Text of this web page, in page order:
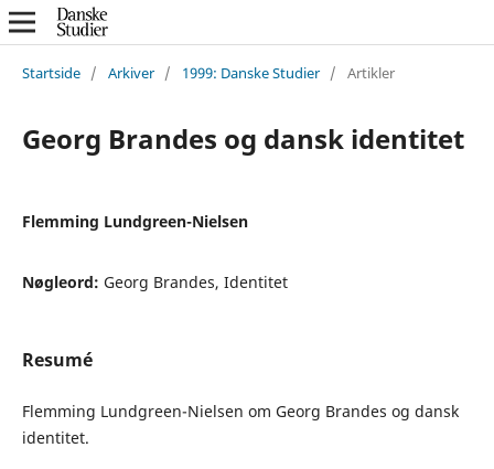
Startside / Arkiver / 1999: Danske Studier / Artikler
Georg Brandes og dansk identitet
Flemming Lundgreen-Nielsen
Nøgleord: Georg Brandes, Identitet
Resumé
Flemming Lundgreen-Nielsen om Georg Brandes og dansk
identitet.